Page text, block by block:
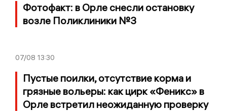
Фотофакт: в Орле снесли остановку
возле Поликлиники №3
07/08 13:30
Пустые поилки, отсутствие корма и
грязные вольеры: как цирк «Феникс» в
Орле встретил неожиданную проверку